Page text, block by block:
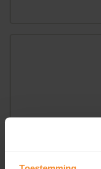
T/m 1945